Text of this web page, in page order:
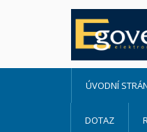
ÚVODNÍ
DOTAZ